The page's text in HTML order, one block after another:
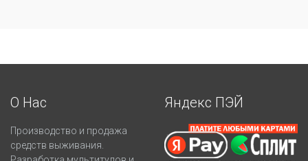
О Нас
Производство и продажа
средств выживания.
Яндекс ПЭЙ